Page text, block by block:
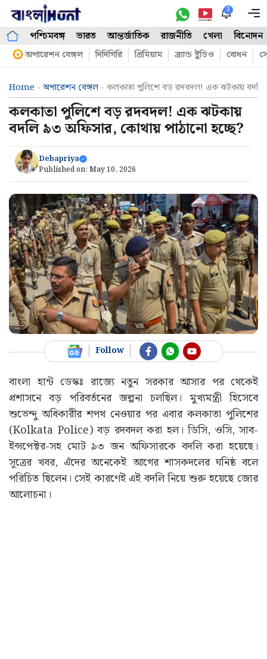
Skip
content
3
পশ্চিমবঙ্গ ভারত আন্তর্জাতিক রাজনীতি খেলা বিনোদন
অপারেশন বেঙ্গল দিদিগিরি প্রিমিয়াম ব্র্যান্ড ষ্টুডিও বোধন
Home -অপারেশন বেঙ্গল- কলকাতা পুলিশে বড় রদবদল! এক ঝটকায় বদলি
কলকাতা পুলিশে বড় রদবদল! এক ঝটকায়
বদলি ৯৩ অফিসার, কোথায় পাঠানো হচ্ছে?
Debapriya
Published on: May 10, 2026
Follow
বাংলা হান্ট ডেস্কঃ রাজ্যে নতুন সরকার আসার পর থেকেই
প্রশাসনে বড় পরিবর্তনের জল্পনা চলছিল। মুখ্যমন্ত্রী হিসেবে
শুভেন্দু অধিকারীর শপথ নেওয়ার পর এবার কলকাতা পুলিশের
(Kolkata Police) বড় রদবদল করা হল। ডিসি, ওসি, সাব-
ইন্সপেক্টর-সহ মোট ৯৩ জন অফিসারকে বদলি করা হয়েছে।
সূত্রের খবর, এঁদের অনেকেই আগের শাসকদলের ঘনিষ্ঠ বলে
পরিচিত ছিলেন। সেই কারণেই এই বদলি নিয়ে শুরু হয়েছে জোর
আলোচনা।